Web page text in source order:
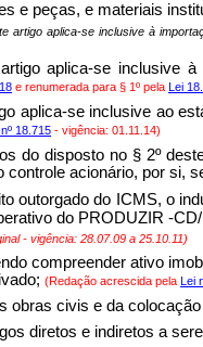
e peças, e materiais
artigo aplica-se inclusive à
aplica-se inclusive
e renumerada para § 1º pela Lei
aplica-se inclusive ao
18.715 - vigência: 01.11.14)
do disposto no § 2º
controle acionário, por si,
outorgado do ICMS, o
do PRODUZIR -
- vigência: 28.07.09 a 25.10.11)
compreender ativo
(Redação acrescida pela Lei
obras civis e da
diretos e indiretos a